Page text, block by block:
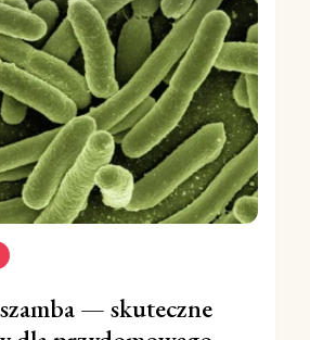
— skuteczne